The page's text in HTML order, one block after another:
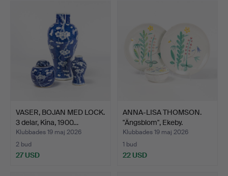
VASER, BOJAN MED LOCK.
3 delar, Kina, 1900…
Klubbades 19 maj 2026
2 bud
27 USD
ANNA-LISA THOMSON.
"Ängsblom", Ekeby.
Klubbades 19 maj 2026
1 bud
22 USD